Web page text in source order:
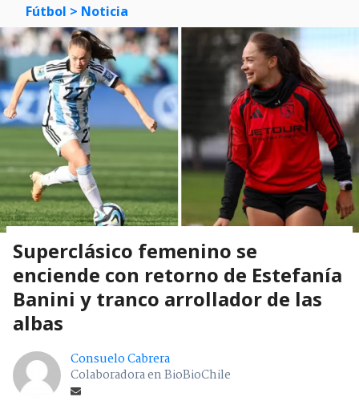
Fútbol > Noticia
Superclásico femenino se
enciende con retorno de Estefanía
Banini y tranco arrollador de las
albas
Consuelo Cabrera
Colaboradora en BioBioChile